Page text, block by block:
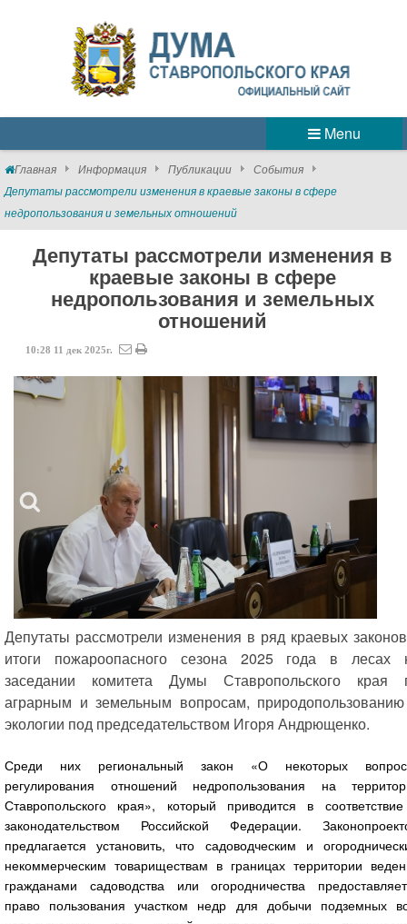
Menu
Главная Информация Публикации
События
Депутаты рассмотрели изменения в краевые законы в сфере
недропользования и земельных отношений
Депутаты рассмотрели изменения в
краевые законы в сфере
недропользования и земельных
отношений
10:28 11 дек 2025г.
Депутаты рассмотрели изменения в ряд краевых
итоги пожароопасного сезона 2025 года в лесах
заседании комитета Думы Ставропольского края
аграрным и земельным вопросам,
экологии под председательством Игоря Андрющенко.
Среди них региональный закон «О некоторых
регулирования отношений недропользования на
Ставропольского края», который приводится в
законодательством Российской Федерации.
предлагается установить, что садоводческим и
некоммерческим товариществам в границах территории
гражданами садоводства или огородничества
право пользования участком недр для добычи подземных